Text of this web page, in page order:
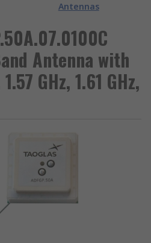
Antennas
Antenna with
GHz, 1.61 GHz,